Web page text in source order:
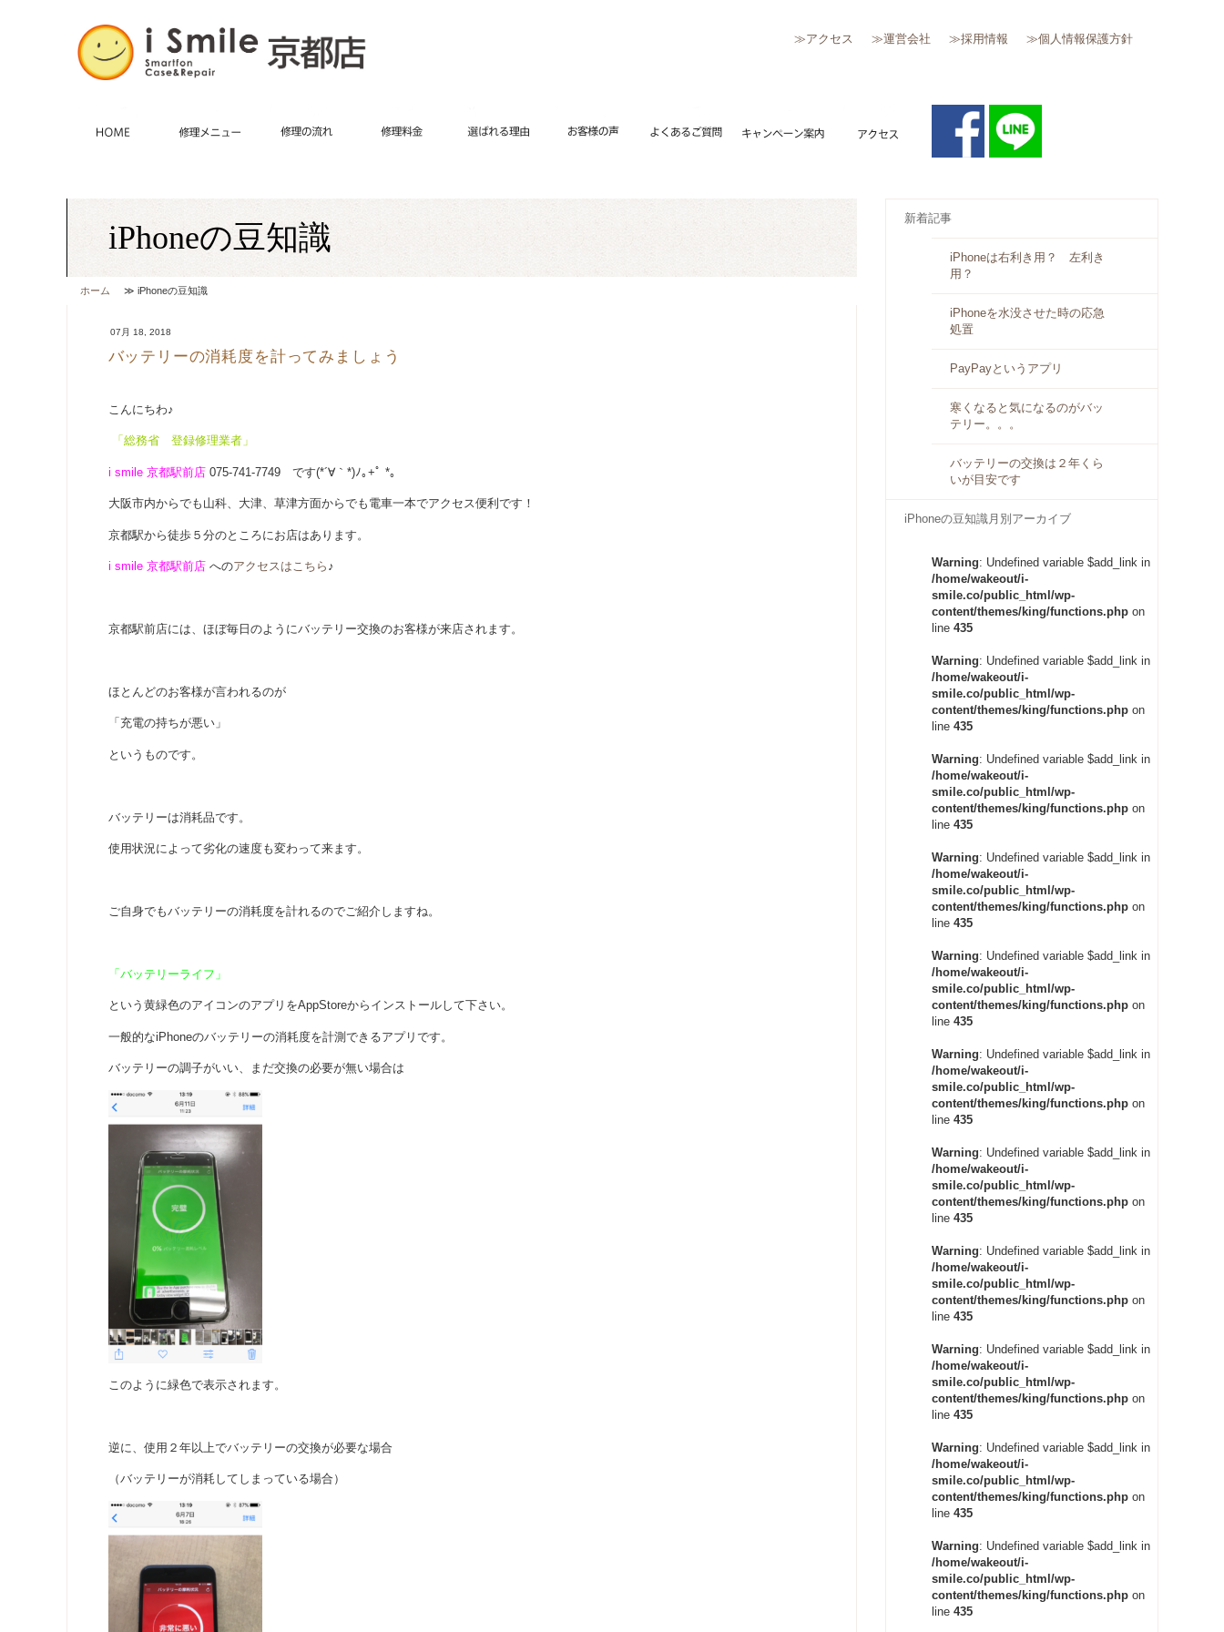
≫アクセス ≫運営会社 ≫採用情報 ≫個人情報保護方針
キャンペーン案内アクセス
iPhoneの豆知識
ホーム ≫ iPhoneの豆知識
07月 18, 2018
バッテリーの消耗度を計ってみましょう
こんにちわ♪
「総務省 登録修理業者」
i smile 京都駅前店075-741-7749 です(*´∀｀*)ﾉ｡+ﾟ *｡
大阪市内からでも山科、大津、草津方面からでも電車一本でアクセス便利です！
京都駅から徒歩５分のところにお店はあります。
i smile 京都駅前店へのアクセスはこちら ♪
京都駅前店には、ほぼ毎日のようにバッテリー交換のお客様が来店されます。
ほとんどのお客様が言われるのが
「充電の持ちが悪い」
というものです。
バッテリーは消耗品です。
使用状況によって劣化の速度も変わって来ます。
ご自身でもバッテリーの消耗度を計れるのでご紹介しますね。
「バッテリーライフ」
という黄緑色のアイコンのアプリをAppStoreからインストールして下さい。
一般的なiPhoneのバッテリーの消耗度を計測できるアプリです。
バッテリーの調子がいい、まだ交換の必要が無い場合は
このように緑色で表示されます。
逆に、使用２年以上でバッテリーの交換が必要な場合
（バッテリーが消耗してしまっている場合）
新着記事
iPhoneは右利き用？ 左利き
用？
iPhoneを水没させた時の応急
処置
PayPayというアプリ
寒くなると気になるのがバッ
テリー。。。
バッテリーの交換は２年くら
いが目安です
iPhoneの豆知識月別アーカイブ
Warning: Undefined variable $add_link in
/home/wakeout/i-
smile.co/public_html/wp-
content/themes/king/functions.phpon
line 435
Warning: Undefined variable $add_link in
/home/wakeout/i-
smile.co/public_html/wp-
content/themes/king/functions.phpon
line 435
Warning: Undefined variable $add_link in
/home/wakeout/i-
smile.co/public_html/wp-
content/themes/king/functions.phpon
line 435
Warning: Undefined variable $add_link in
/home/wakeout/i-
smile.co/public_html/wp-
content/themes/king/functions.phpon
line 435
Warning: Undefined variable $add_link in
/home/wakeout/i-
smile.co/public_html/wp-
content/themes/king/functions.phpon
line 435
Warning: Undefined variable $add_link in
/home/wakeout/i-
smile.co/public_html/wp-
content/themes/king/functions.phpon
line 435
Warning: Undefined variable $add_link in
/home/wakeout/i-
smile.co/public_html/wp-
content/themes/king/functions.phpon
line 435
Warning: Undefined variable $add_link in
/home/wakeout/i-
smile.co/public_html/wp-
content/themes/king/functions.phpon
line 435
Warning: Undefined variable $add_link in
/home/wakeout/i-
smile.co/public_html/wp-
content/themes/king/functions.phpon
line 435
Warning: Undefined variable $add_link in
/home/wakeout/i-
smile.co/public_html/wp-
content/themes/king/functions.phpon
line 435
Warning: Undefined variable $add_link in
/home/wakeout/i-
smile.co/public_html/wp-
content/themes/king/functions.phpon
line 435